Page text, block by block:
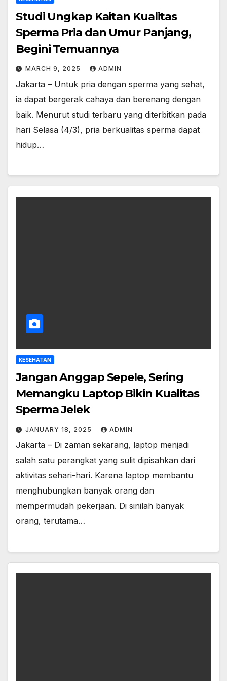
Studi Ungkap Kaitan Kualitas
Sperma Pria dan Umur Panjang,
Begini Temuannya
MARCH 9, 2025 ADMIN
Jakarta – Untuk pria dengan sperma yang sehat,
ia dapat bergerak cahaya dan berenang dengan
baik. Menurut studi terbaru yang diterbitkan pada
hari Selasa (4/3), pria berkualitas sperma dapat
hidup…
KESEHATAN
Jangan Anggap Sepele, Sering
Memangku Laptop Bikin Kualitas
Sperma Jelek
JANUARY 18, 2025 ADMIN
Jakarta – Di zaman sekarang, laptop menjadi
salah satu perangkat yang sulit dipisahkan dari
aktivitas sehari-hari. Karena laptop membantu
menghubungkan banyak orang dan
mempermudah pekerjaan. Di sinilah banyak
orang, terutama…